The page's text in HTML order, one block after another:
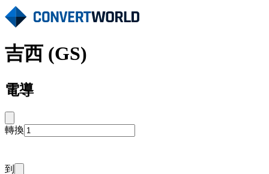
吉西 (GS)
電導
轉換
到